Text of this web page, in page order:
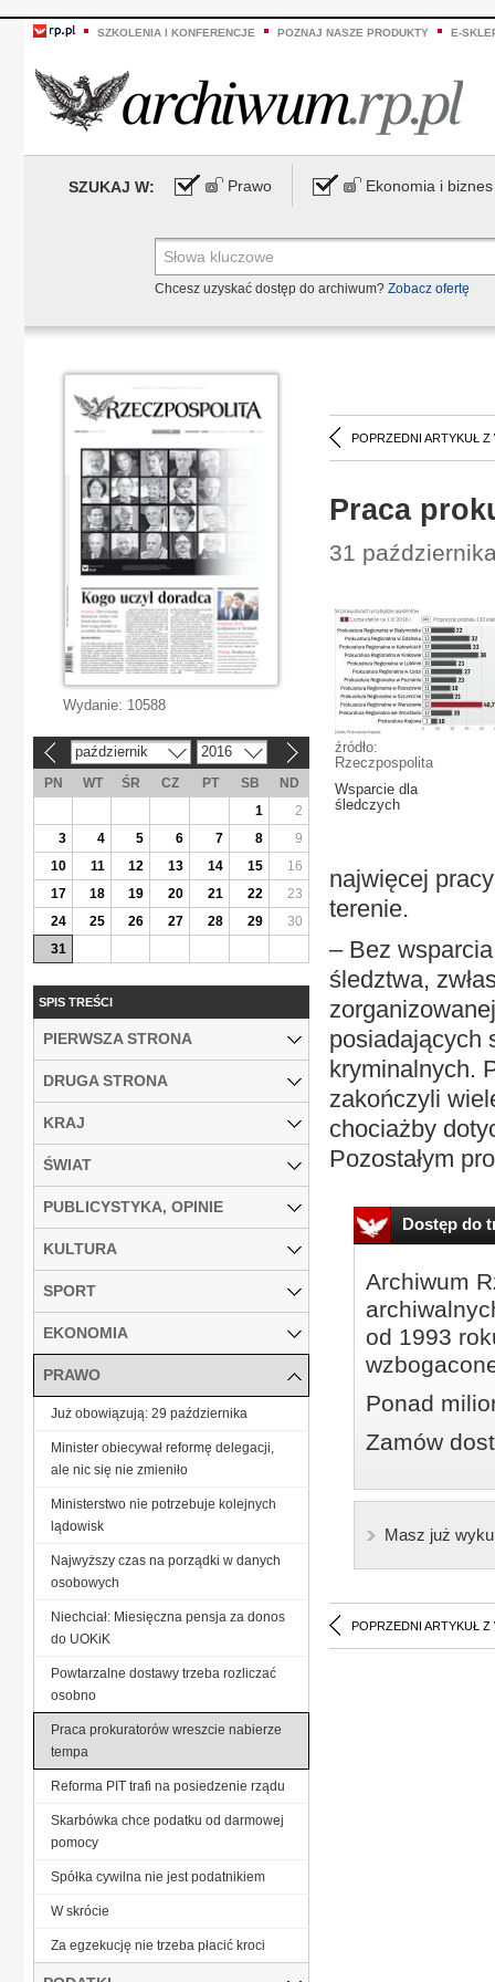
SZKOLENIA I KONFERENCJE POZNAJ NASZE PRODUKTY E-
SZUKAJ W: Prawo Ekonomia i biznes
Chcesz uzyskać dostęp do archiwum? Zobacz ofertę
POPRZEDNI ARTYKUŁ Z
Praca
31
źródło:
Rzeczpospolita
Wsparcie dla
śledczych
najwięcej
terenie.
– Bez
śledztwa,
posiadających
kryminalnych.
zakończyli
chociażby
Pozostałym
Dostęp do
Archiwum
od 1993
Ponad
Zamów
Masz już
POPRZEDNI ARTYKUŁ Z
Wydanie: 10588
październik 2016
PN WT ŚR CZ PT SB
ND
1
2
3
4 5 6 7 8
9
10
11 12 13 14 15
16
17
18 19 20 21 22
23
24
25 26 27 28 29
30
31
SPIS TREŚCI
PIERWSZA STRONA
DRUGA STRONA
KRAJ
ŚWIAT
PUBLICYSTYKA, OPINIE
KULTURA
SPORT
EKONOMIA
PRAWO
Już obowiązują: 29 października
Minister obiecywał reformę delegacji,
ale nic się nie zmieniło
Ministerstwo nie potrzebuje kolejnych
lądowisk
Najwyższy czas na porządki w danych
osobowych
Niechciał: Miesięczna pensja za donos
do UOKiK
Powtarzalne dostawy trzeba rozliczać
osobno
Praca prokuratorów wreszcie nabierze
tempa
Reforma PIT trafi na posiedzenie rządu
Skarbówka chce podatku od darmowej
pomocy
Spółka cywilna nie jest podatnikiem
W skrócie
Za egzekucję nie trzeba płacić kroci